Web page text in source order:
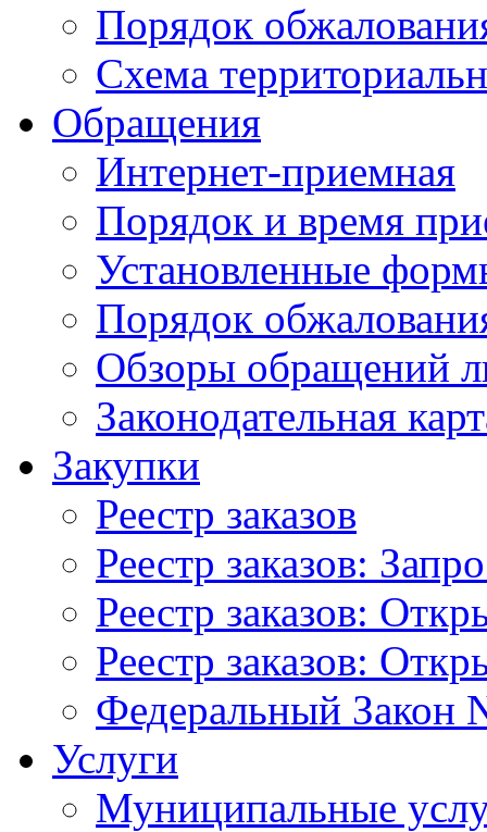
Порядок
Схема
Обращения
Интернет-приемная
Порядок и время
Установленные
Порядок
Обзоры обращений
Законодательная
Закупки
Реестр заказов
Реестр заказов:
Реестр заказов:
Реестр заказов:
Федеральный Закон
Услуги
Муниципальные